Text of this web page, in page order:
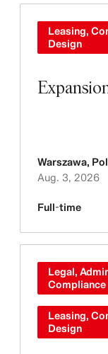
Leasing,
Design
Warszawa,
Aug. 3, 2026
Full-time
Legal,
Compliance
Leasing,
Design